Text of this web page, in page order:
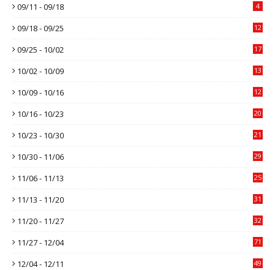
09/11 - 09/18 4
09/18 - 09/25 12
09/25 - 10/02 17
10/02 - 10/09 13
10/09 - 10/16 12
10/16 - 10/23 20
10/23 - 10/30 21
10/30 - 11/06 29
11/06 - 11/13 25
11/13 - 11/20 31
11/20 - 11/27 32
11/27 - 12/04 71
12/04 - 12/11 49